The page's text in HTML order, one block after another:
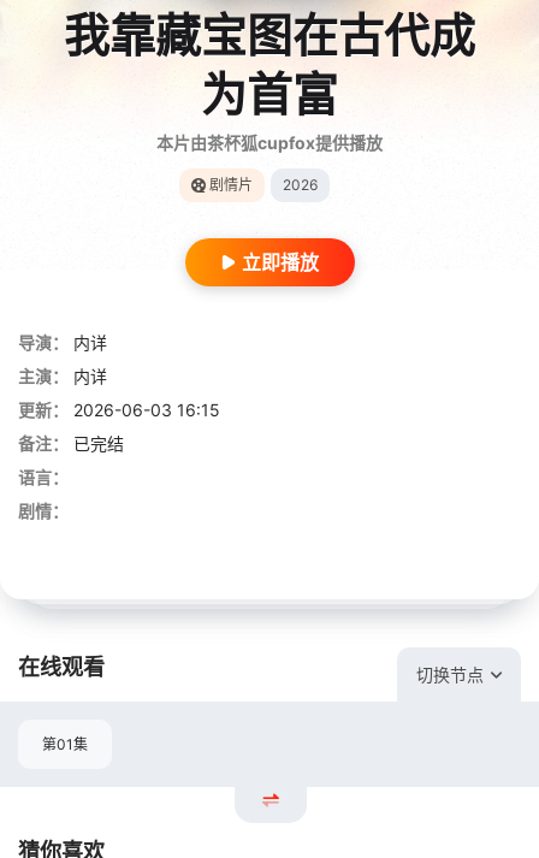
我靠藏宝图在古代成
为首富
本片由茶杯狐cupfox提供播放
剧情片 2026
立即播放
导演：
内详
主演：
内详
更新：
2026-06-03 16:15
备注：
已完结
语言：
剧情：
在线观看 切换节点
第01集
猜你喜欢